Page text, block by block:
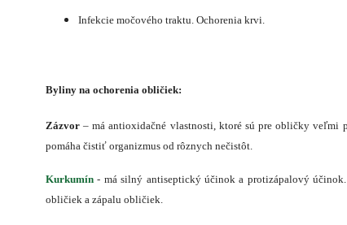
Infekcie močového traktu. Ochorenia krvi.
Byliny na ochorenia obličiek:
Zázvor – má antioxidačné vlastnosti, ktoré sú pre obličky veľmi
pomáha čistiť organizmus od rôznych nečistôt.
Kurkumín - má silný antiseptický účinok a protizápalový
obličiek a zápalu obličiek.